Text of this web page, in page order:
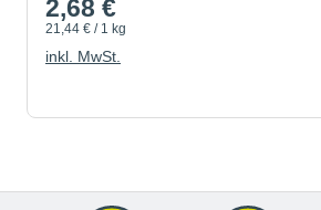
2,68 €
21,44 € / 1 kg
inkl. MwSt.